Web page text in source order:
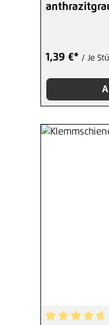
1,39 €* / Je